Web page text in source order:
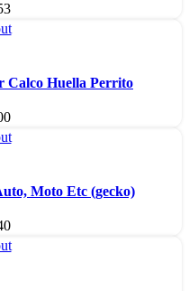
Calco Huella Perrito
Moto Etc (gecko)